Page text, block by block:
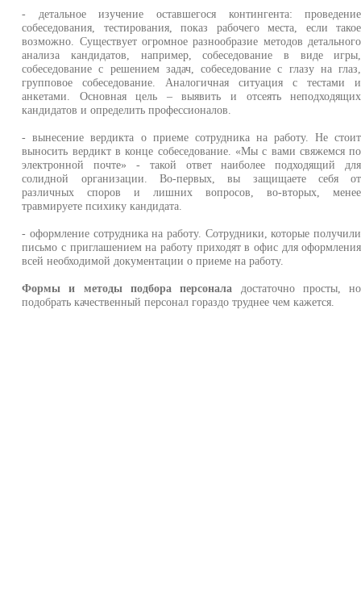
- детальное изучение оставшегося контингента: проведение
собеседования, тестирования, показ рабочего места, если такое
возможно. Существует огромное разнообразие методов детального
анализа кандидатов, например, собеседование в виде игры,
собеседование с решением задач, собеседование с глазу на глаз,
групповое собеседование. Аналогичная ситуация с тестами и
анкетами. Основная цель – выявить и отсеять неподходящих
кандидатов и определить профессионалов.
- вынесение вердикта о приеме сотрудника на работу. Не стоит
выносить вердикт в конце собеседование. «Мы с вами свяжемся по
электронной почте» - такой ответ наиболее подходящий для
солидной организации. Во-первых, вы защищаете себя от
различных споров и лишних вопросов, во-вторых, менее
травмируете психику кандидата.
- оформление сотрудника на работу. Сотрудники, которые получили
письмо с приглашением на работу приходят в офис для оформления
всей необходимой документации о приеме на работу.
Формы и методы подбора персонала достаточно просты, но
подобрать качественный персонал гораздо труднее чем кажется.